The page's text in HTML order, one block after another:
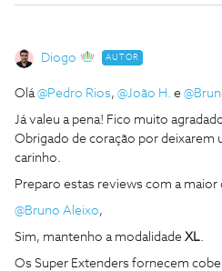
Diogo AUTOR
Olá@Pedro Rios, @João H. e
Já valeu a pena! Fico muito
Obrigado de coração por deixarem
carinho.
Preparo estas reviews com a maior
@Bruno Aleixo,
Sim, mantenho a modalidade XL.
Os Super Extenders fornecem